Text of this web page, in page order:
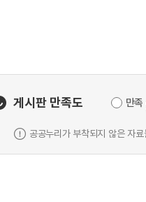
게시판 만족도 만족
공공누리가 부착되지 않은 자